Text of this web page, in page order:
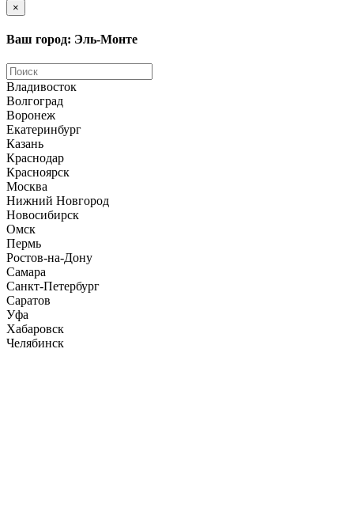
×
Ваш город: Эль-Монте
Владивосток
Волгоград
Воронеж
Екатеринбург
Казань
Краснодар
Красноярск
Москва
Нижний Новгород
Новосибирск
Омск
Пермь
Ростов-на-Дону
Самара
Санкт-Петербург
Саратов
Уфа
Хабаровск
Челябинск